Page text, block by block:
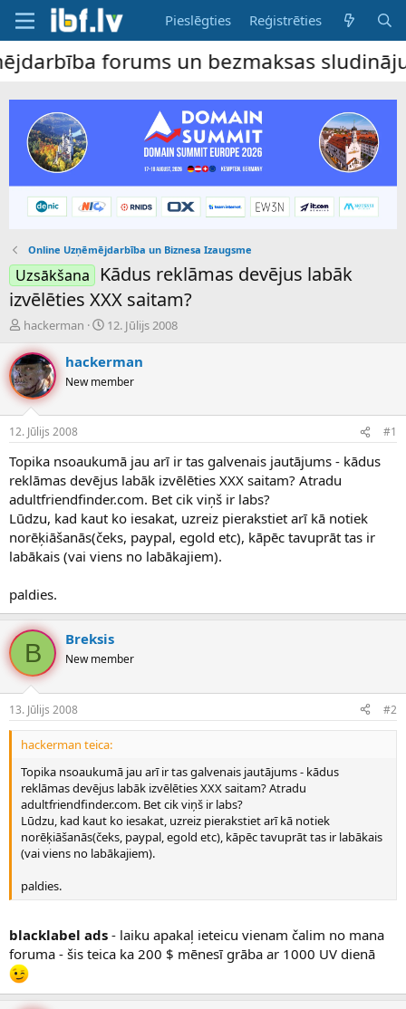
Pieslēgties Reģistrēties
forums un bezmaksas sludinājumu
Online Uzņēmējdarbība un Biznesa Izaugsme
Uzsākšana
Kādus reklāmas devējus labāk
izvēlēties XXX saitam?
P
v
e
d
i
n
u
z
s
ā
c
ē
hackerman
S
k
m
a
u
m
s
12. Jūlijs 2008
hackerman
New member
12. Jūlijs 2008 #1
Topika nsoaukumā jau arī ir tas galvenais jautājums - kādus
reklāmas devējus labāk izvēlēties XXX saitam? Atradu
adultfriendfinder.com. Bet cik viņš ir labs?
Lūdzu, kad kaut ko iesakat, uzreiz pierakstiet arī kā notiek
norēķiāšanās(čeks, paypal, egold etc), kāpēc tavuprāt tas ir
labākais (vai viens no labākajiem).
paldies.
B Breksis
New member
13. Jūlijs 2008 #2
hackerman teica:
Topika nsoaukumā jau arī ir tas galvenais jautājums - kādus
reklāmas devējus labāk izvēlēties XXX saitam? Atradu
adultfriendfinder.com. Bet cik viņš ir labs?
Lūdzu, kad kaut ko iesakat, uzreiz pierakstiet arī kā notiek
norēķiāšanās(čeks, paypal, egold etc), kāpēc tavuprāt tas ir labākais
(vai viens no labākajiem).
paldies.
blacklabel ads - laiku apakaļ ieteicu vienam čalim no mana
foruma - šis teica ka 200 $ mēnesī grāba ar 1000 UV dienā